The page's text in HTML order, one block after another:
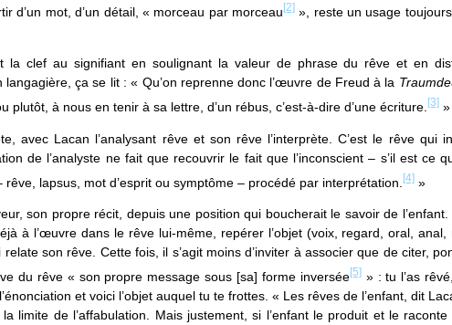
d’un mot, d’un détail, « morceau par morceau [2]», reste un usage toujours
la clef au signifiant en soulignant la valeur de phrase du rêve et en
ça se lit : « Qu’on reprenne donc l’œuvre de Freud à la
plutôt, à nous en tenir à sa lettre, d’un rébus, c’est-à-dire d’une écriture. [3] »
avec Lacan l’analysant rêve et son rêve l’interprète. C’est le rêve qui
de l’analyste ne fait que recouvrir le fait que l’inconscient – s’il est ce
lapsus, mot d’esprit ou symptôme – procédé par interprétation. [4] »
son propre récit, depuis une position qui boucherait le savoir de
à l’œuvre dans le rêve lui-même, repérer l’objet (voix, regard, oral,
son rêve. Cette fois, il s’agit moins d’inviter à associer que de citer,
du rêve « son propre message sous [sa] forme inversée[5]» : tu l’as
et voici l’objet auquel tu te frottes. « Les rêves de l’enfant, dit
la limite de l’affabulation. Mais justement, si l’enfant le produit et le raconte